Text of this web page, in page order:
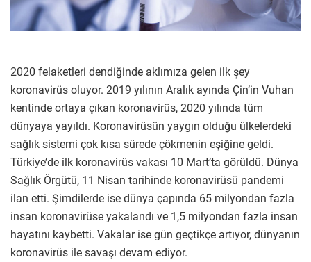
2020 felaketleri dendiğinde aklımıza gelen ilk şey
koronavirüs oluyor. 2019 yılının Aralık ayında Çin’in Vuhan
kentinde ortaya çıkan koronavirüs, 2020 yılında tüm
dünyaya yayıldı. Koronavirüsün yaygın olduğu ülkelerdeki
sağlık sistemi çok kısa sürede çökmenin eşiğine geldi.
Türkiye’de ilk koronavirüs vakası 10 Mart’ta görüldü. Dünya
Sağlık Örgütü, 11 Nisan tarihinde koronavirüsü pandemi
ilan etti. Şimdilerde ise dünya çapında 65 milyondan fazla
insan koronavirüse yakalandı ve 1,5 milyondan fazla insan
hayatını kaybetti. Vakalar ise gün geçtikçe artıyor, dünyanın
koronavirüs ile savaşı devam ediyor.